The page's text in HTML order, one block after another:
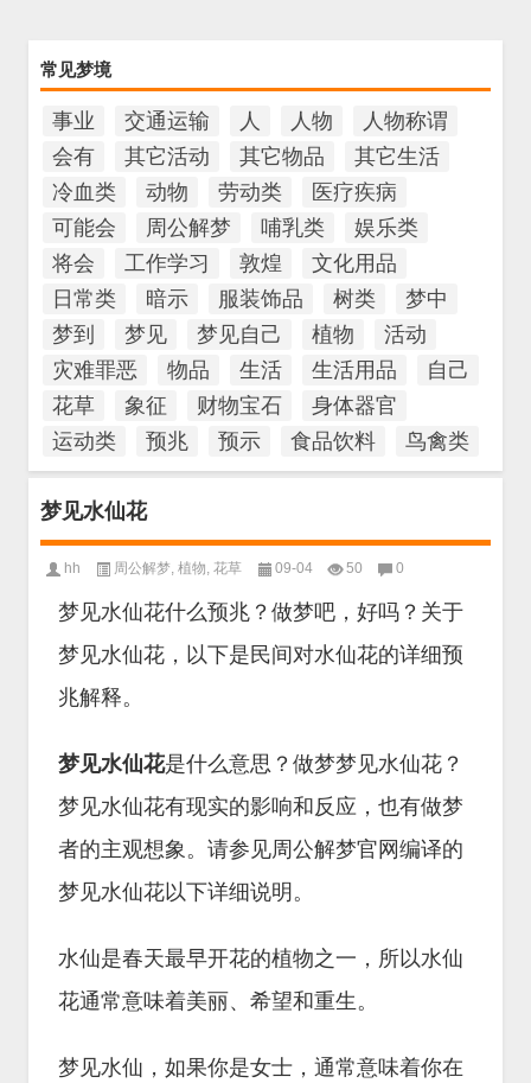
常见梦境
事业 交通运输 人 人物
人物称谓
会有
其它活动 其它物品
其它生活
冷血类
动物 劳动类
医疗疾病
可能会
周公解梦 哺乳类
娱乐类
将会
工作学习 敦煌
文化用品
日常类
暗示 服装饰品 树类
梦中
梦到
梦见 梦见自己 植物
活动
灾难罪恶
物品 生活 生活用品
自己
花草
象征 财物宝石
身体器官
运动类
预兆 预示 食品饮料 鸟禽类
梦见水仙花
hh 周公解梦, 植物, 花草 09-04 50 0
梦见水仙花什么预兆？做梦吧，好吗？关于
梦见水仙花，以下是民间对水仙花的详细预
兆解释。
梦见水仙花是什么意思？做梦梦见水仙花？
梦见水仙花有现实的影响和反应，也有做梦
者的主观想象。请参见周公解梦官网编译的
梦见水仙花以下详细说明。
水仙是春天最早开花的植物之一，所以水仙
花通常意味着美丽、希望和重生。
梦见水仙，如果你是女士，通常意味着你在